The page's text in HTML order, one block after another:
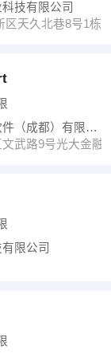
技有限公司
区天久北巷8号1栋
维塔士电脑软件（成都）有限公司
武路9号光大金融
限公司